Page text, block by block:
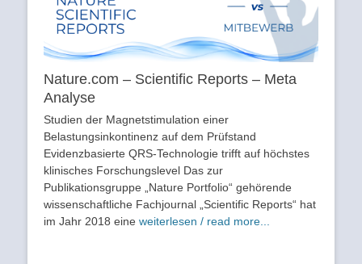
Nature.com – Scientific Reports – Meta
Analyse
Studien der Magnetstimulation einer
Belastungsinkontinenz auf dem Prüfstand
Evidenzbasierte QRS-Technologie trifft auf höchstes
klinisches Forschungslevel Das zur
Publikationsgruppe „Nature Portfolio“ gehörende
wissenschaftliche Fachjournal „Scientific Reports“ hat
im Jahr 2018 eine weiterlesen / read more...